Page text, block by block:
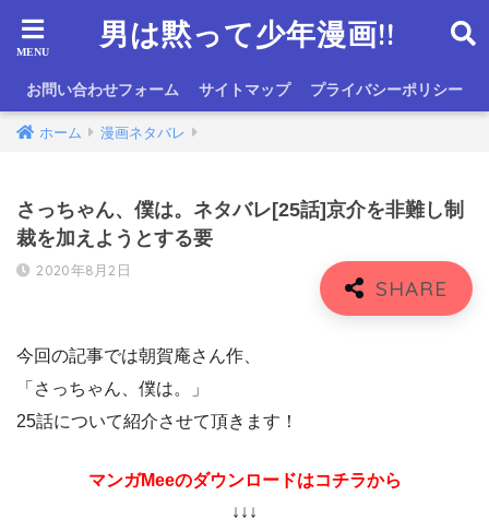
男は黙って少年漫画!!
お問い合わせフォーム サイトマップ プライバシーポリシー
ホーム 漫画ネタバレ
さっちゃん、僕は。ネタバレ[25話]京介を非難し制
裁を加えようとする要
2020年8月2日
今回の記事では朝賀庵さん作、
「さっちゃん、僕は。」
25話について紹介させて頂きます！
マンガMeeのダウンロードはコチラから
↓↓↓